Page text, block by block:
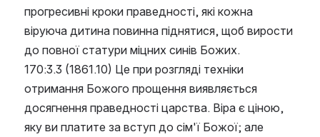
прогресивні кроки праведності, які кожна
віруюча дитина повинна піднятися, щоб вирости
до повної статури міцних синів Божих.
170:3.3 (1861.10) Це при розгляді техніки
отримання Божого прощення виявляється
досягнення праведності царства. Віра є ціною,
яку ви платите за вступ до сім'ї Божої; але